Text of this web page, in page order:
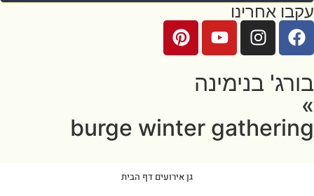
עקבו אחרינו
בורג' בנימינה
»
burge winter gathering
גן אירועים דף הבית